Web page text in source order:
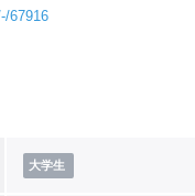
67916
大学生